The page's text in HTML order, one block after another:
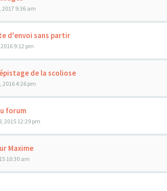
9:36 am
d'envoi sans partir
9:12 pm
de la scoliose
4:26 pm
forum
2015 12:29 pm
Maxime
10:30 am